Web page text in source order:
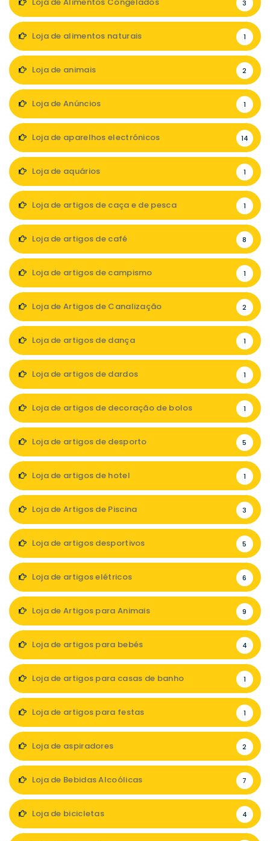
Loja de Alimentos Congelados 3
Loja de alimentos naturais 1
Loja de animais 2
Loja de Anúncios 1
Loja de aparelhos electrónicos 14
Loja de aquários 1
Loja de artigos de caça e de pesca 1
Loja de artigos de café 8
Loja de artigos de campismo 1
Loja de Artigos de Canalização 2
Loja de artigos de dança 1
Loja de artigos de dardos 1
Loja de artigos de decoração de bolos 1
Loja de artigos de desporto 5
Loja de artigos de hotel 1
Loja de Artigos de Piscina 3
Loja de artigos desportivos 5
Loja de artigos elétricos 6
Loja de Artigos para Animais 9
Loja de artigos para bebés 4
Loja de artigos para casas de banho 1
Loja de artigos para festas 1
Loja de aspiradores 2
Loja de Bebidas Alcoólicas 7
Loja de bicicletas 4